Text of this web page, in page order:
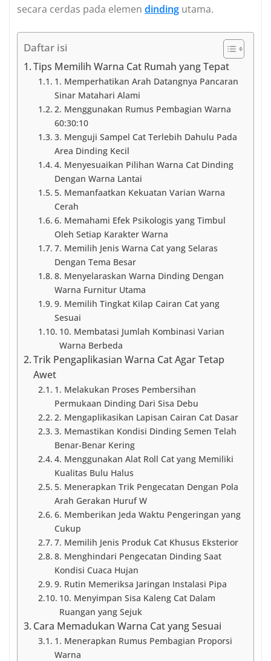
secara cerdas pada elemen dinding utama.
Daftar isi
Tips Memilih Warna Cat Rumah yang Tepat
1. Memperhatikan Arah Datangnya Pancaran
Sinar Matahari Alami
2. Menggunakan Rumus Pembagian Warna
60:30:10
3. Menguji Sampel Cat Terlebih Dahulu Pada
Area Dinding Kecil
4. Menyesuaikan Pilihan Warna Cat Dinding
Dengan Warna Lantai
5. Memanfaatkan Kekuatan Varian Warna
Cerah
6. Memahami Efek Psikologis yang Timbul
Oleh Setiap Karakter Warna
7. Memilih Jenis Warna Cat yang Selaras
Dengan Tema Besar
8. Menyelaraskan Warna Dinding Dengan
Warna Furnitur Utama
9. Memilih Tingkat Kilap Cairan Cat yang
Sesuai
10. Membatasi Jumlah Kombinasi Varian
Warna Berbeda
Trik Pengaplikasian Warna Cat Agar Tetap
Awet
1. Melakukan Proses Pembersihan
Permukaan Dinding Dari Sisa Debu
2. Mengaplikasikan Lapisan Cairan Cat Dasar
3. Memastikan Kondisi Dinding Semen Telah
Benar-Benar Kering
4. Menggunakan Alat Roll Cat yang Memiliki
Kualitas Bulu Halus
5. Menerapkan Trik Pengecatan Dengan Pola
Arah Gerakan Huruf W
6. Memberikan Jeda Waktu Pengeringan yang
Cukup
7. Memilih Jenis Produk Cat Khusus Eksterior
8. Menghindari Pengecatan Dinding Saat
Kondisi Cuaca Hujan
9. Rutin Memeriksa Jaringan Instalasi Pipa
10. Menyimpan Sisa Kaleng Cat Dalam
Ruangan yang Sejuk
Cara Memadukan Warna Cat yang Sesuai
1. Menerapkan Rumus Pembagian Proporsi
Warna